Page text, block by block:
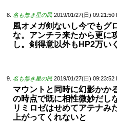
名も無き星の民 2019/01/27(日) 09:21:50
風オメガ剣ないし今でもグ
な。アンチラ来たから更に
し。剣得意以外もHP2万い
名も無き星の民 2019/01/27(日) 09:23:52
マウントと同時に幻影かか
の時点で既に相性微妙だし
リミロゼはせめてアテナみ
上がってくれないと